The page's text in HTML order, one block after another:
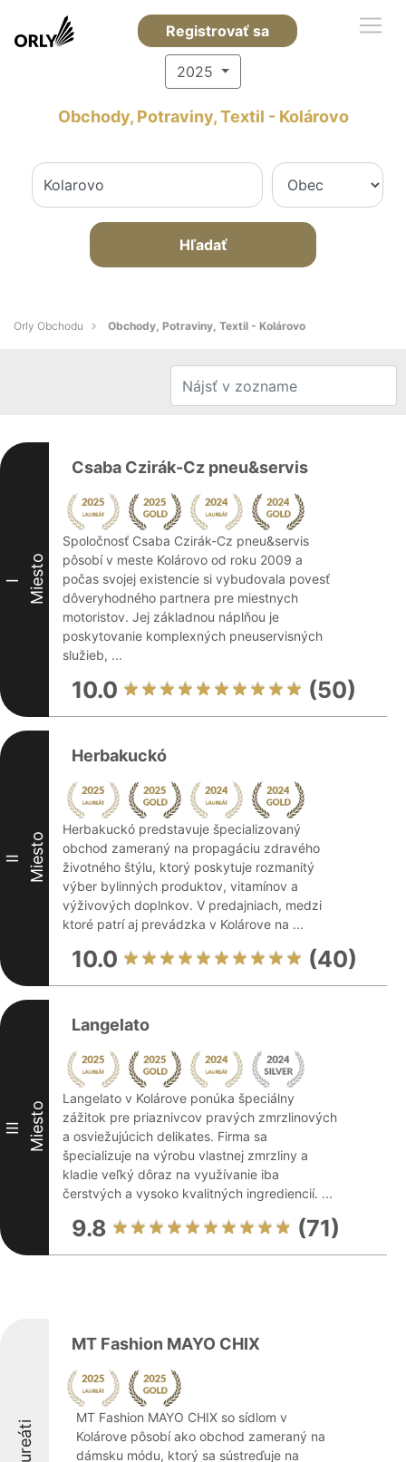
Registrovať sa
2025
Obchody, Potraviny, Textil - Kolárovo
Hľadať
Orly Obchodu Obchody, Potraviny, Textil - Kolárovo
I Miesto
Csaba Czirák-Cz pneu&servis
Spoločnosť Csaba Czirák-Cz pneu&servis
pôsobí v meste Kolárovo od roku 2009 a
počas svojej existencie si vybudovala povesť
dôveryhodného partnera pre miestnych
motoristov. Jej základnou náplňou je
poskytovanie komplexných pneuservisných
služieb, ...
10.0 (50)
II Miesto
Herbakuckó
Herbakuckó predstavuje špecializovaný
obchod zameraný na propagáciu zdravého
životného štýlu, ktorý poskytuje rozmanitý
výber bylinných produktov, vitamínov a
výživových doplnkov. V predajniach, medzi
ktoré patrí aj prevádzka v Kolárove na ...
10.0 (40)
III Miesto
Langelato
Langelato v Kolárove ponúka špeciálny
zážitok pre priaznivcov pravých zmrzlinových
a osviežujúcich delikates. Firma sa
špecializuje na výrobu vlastnej zmrzliny a
kladie veľký dôraz na využívanie iba
čerstvých a vysoko kvalitných ingrediencií. ...
9.8 (71)
MT Fashion MAYO CHIX
MT Fashion MAYO CHIX so sídlom v
Kolárove pôsobí ako obchod zameraný na
dámsku módu, ktorý sa sústreďuje na